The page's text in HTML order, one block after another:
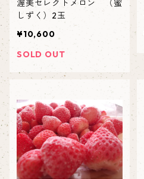
渥美セレクトメロン （蜜
しずく）2玉
¥10,600
SOLD OUT